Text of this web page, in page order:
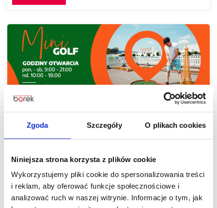
Zgoda Szczegóły O plikach cookies
Niniejsza strona korzysta z plików cookie
Wykorzystujemy pliki cookie do spersonalizowania treści
i reklam, aby oferować funkcje społecznościowe i
analizować ruch w naszej witrynie. Informacje o tym, jak
Urban Golf na parkingu Centrum Handlowego